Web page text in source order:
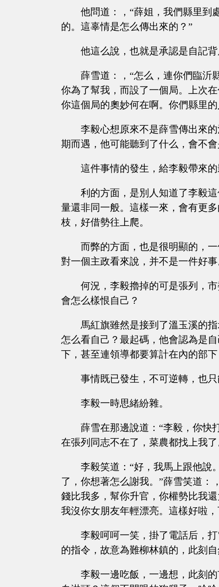
他問道：，“薛姐，我們縣里到
的。這辜情是怎么傳出來的？”
他這么說，也就是承認是自記
薛雪道：，“怎么，連你們臨沂
你為了幫我，而設了一個局。上次
你這個局的奧妙何在啊。你們縣里
李毅心想原來不是薛雪傳出來
期而遇，他可能聽到了什么，會不
這件事情的發生，給李毅帶來
利的方面，是別人知道了李毅
量還非同一般。這樣一來，會有更
枝，好借勢往上爬。
而弊的方面，也是很明顯的，
對一個主政看來說，并不是一件好
何況，李毅擼掉的可是張列，
會怎么樣恨自己？
馬紅旗雖然是接到了溫玉溪的
怎么看自己？最起碼，他會認為是
下，甚至連領導都要算計在內的部
事情既已發生，不可逆轉，也
李毅一時思緒紛雜。
薛雪在那邊說道：“李毅，你快
在張列同志不在了，菜農都找上我
李毅笑道：“好，我馬上跟他說
了，你想著怎么謝我。”薛雪笑道：
錢比我多，幫你升官，你權勢比我
我沒你女朋友年輕漂亮。這樣好啦
李毅呵呵一笑，掛了電話后，
的指令，故意為難柳林鎮的，此刻
李毅一邊吃飯，一邊想，此刻